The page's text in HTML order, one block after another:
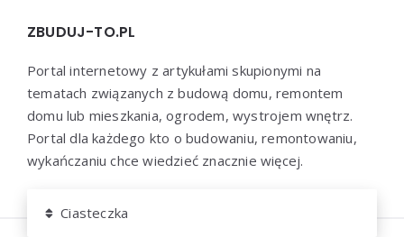
ZBUDUJ-TO.PL
Portal internetowy z artykułami skupionymi na
tematach związanych z budową domu, remontem
domu lub mieszkania, ogrodem, wystrojem wnętrz.
Portal dla każdego kto o budowaniu, remontowaniu,
wykańczaniu chce wiedzieć znacznie więcej.
Ciasteczka